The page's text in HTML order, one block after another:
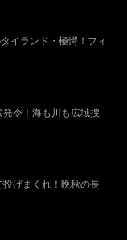
イランド・極愕！フィ
発令！海も川も広域捜
投げまくれ！晩秋の長